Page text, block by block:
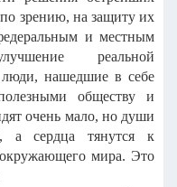
зрению, на защиту их
и местным
реальной
нашедшие в себе
обществу и
очень мало, но души
а сердца тянутся к
мира. Это